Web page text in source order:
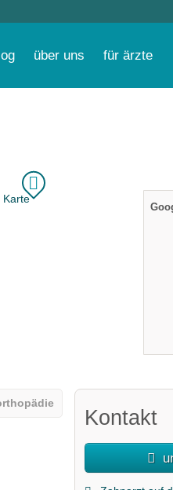
über uns für ärzte
Kontakt